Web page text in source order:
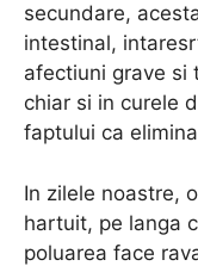
secundare,
intestinal,
afectiuni grave si
chiar si in curele
faptului ca
In zilele noastre,
hartuit, pe langa
poluarea face